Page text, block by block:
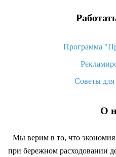
Программа
Советы для
О
Мы верим в то, что
при бережном расходовании